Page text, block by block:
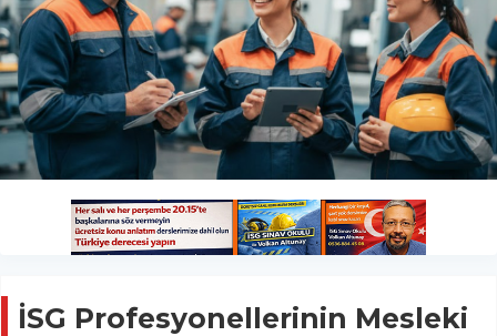
İSG Profesyonellerinin Mesleki